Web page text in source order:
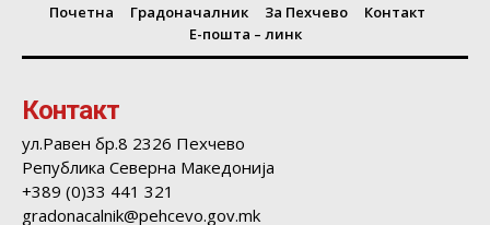
Почетна Градоначалник За Пехчево
Контакт
Е-пошта – линк
Контакт
ул.Равен бр.8 2326 Пехчево
Република Северна Македонија
+389 (0)33 441 321
gradonacalnik@pehcevo.gov.mk